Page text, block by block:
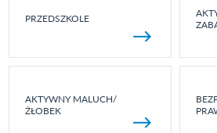
PRZEDSZKOLE
AKTYWNY MALUCH/
ŻŁOBEK